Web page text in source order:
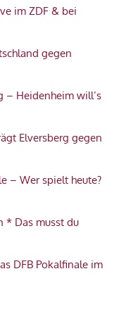
im ZDF & bei
gegen
– Heidenheim will’s
Elversberg gegen
– Wer spielt heute?
* Das musst du
DFB Pokalfinale im